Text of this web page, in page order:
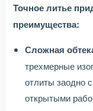
Точное литье
преимущества:
Сложная
трехмерные
отлиты заодно
открытыми